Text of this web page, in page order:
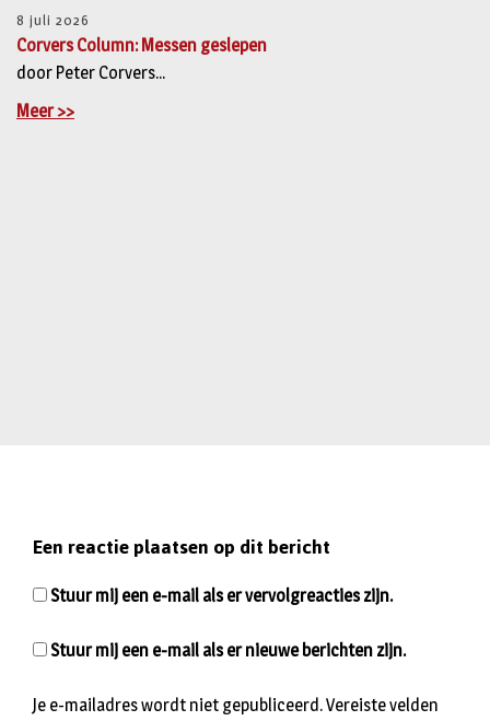
8 juli 2026
Corvers Column: Messen geslepen
door Peter Corvers...
Meer >>
Een reactie plaatsen op dit bericht
Je e-mailadres wordt niet gepubliceerd.Vereiste velden
Stuur mij een e-mail als er vervolgreacties zijn.
Stuur mij een e-mail als er nieuwe berichten zijn.